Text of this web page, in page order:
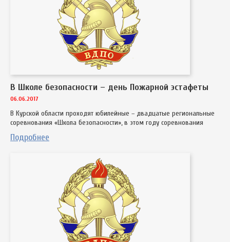
В Школе безопасности – день Пожарной эстафеты
06.06.2017
В Курской области проходят юбилейные – двадцатые региональные
соревнования «Школа безопасности», в этом году соревнования
Подробнее